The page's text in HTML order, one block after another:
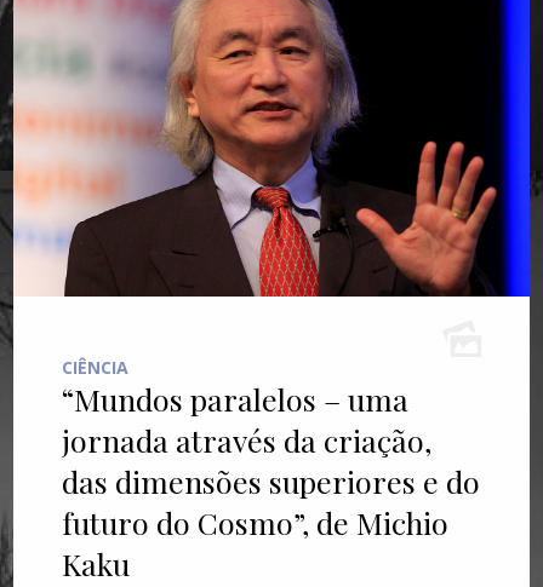
CIÊNCIA
“Mundos paralelos – uma
jornada através da criação,
das dimensões superiores e do
futuro do Cosmo”, de Michio
Kaku